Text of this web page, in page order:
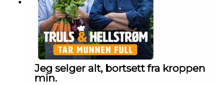
Jeg selger alt, bortsett fra kroppen
min.